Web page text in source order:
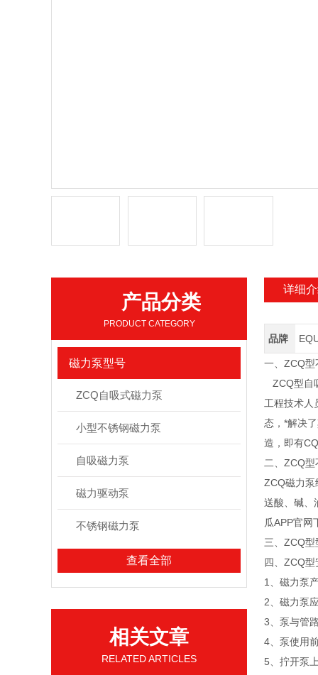
产品分类
PRODUCT CATEGORY
磁力泵型号
ZCQ自吸式磁力泵
小型不锈钢磁力泵
自吸磁力泵
磁力驱动泵
不锈钢磁力泵
查看全部
相关文章
RELATED ARTICLES
详细
品牌
一、ZCQ型
ZCQ型自
工程技术人
态，*解决
造，即有
二、ZCQ型
ZCQ磁力泵
送酸、碱、
瓜APP官网
三、ZCQ型
四、ZCQ型
1、磁力泵
2、磁力泵
3、泵与管
4、泵使用
5、拧开泵